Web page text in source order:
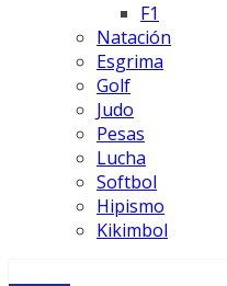
F1
Natación
Esgrima
Golf
Judo
Pesas
Lucha
Softbol
Hipismo
Kikimbol